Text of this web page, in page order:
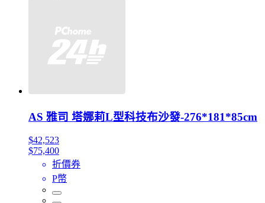
AS 雅司 塔娜莉L型科技布沙發-276*181*85cm
$42,523
$75,400
折價券
P幣